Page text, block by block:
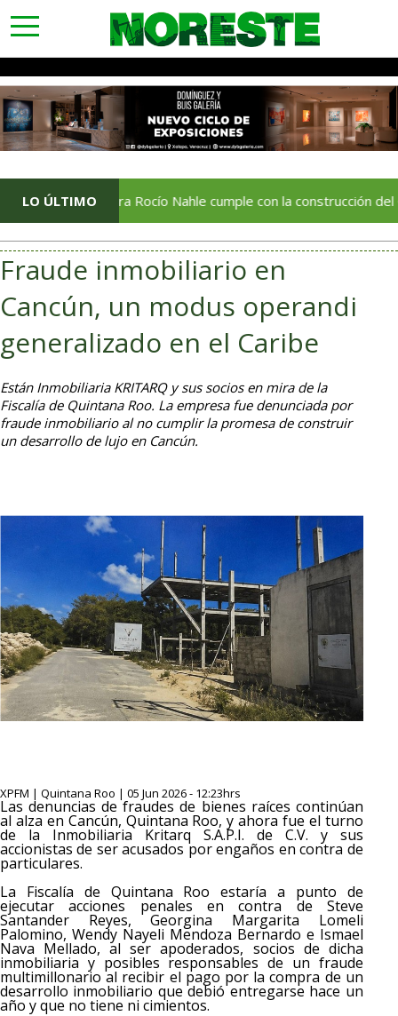
toggle
navigation
LO ÚLTIMORocío Nahle cumple con la construcción del
Fraude inmobiliario en
Cancún, un modus operandi
generalizado en el Caribe
Están Inmobiliaria KRITARQ y sus socios en mira de la
Fiscalía de Quintana Roo. La empresa fue denunciada por
fraude inmobiliario al no cumplir la promesa de construir
un desarrollo de lujo en Cancún.
XPFM | Quintana Roo | 05 Jun 2026 - 12:23hrs
Las denuncias de fraudes de bienes raíces continúan
al alza en Cancún, Quintana Roo, y ahora fue el turno
de la Inmobiliaria Kritarq S.A.P.I. de C.V. y sus
accionistas de ser acusados por engaños en contra de
particulares.
La Fiscalía de Quintana Roo estaría a punto de
ejecutar acciones penales en contra de Steve
Santander Reyes, Georgina Margarita Lomeli
Palomino, Wendy Nayeli Mendoza Bernardo e Ismael
Nava Mellado, al ser apoderados, socios de dicha
inmobiliaria y posibles responsables de un fraude
multimillonario al recibir el pago por la compra de un
desarrollo inmobiliario que debió entregarse hace un
año y que no tiene ni cimientos.